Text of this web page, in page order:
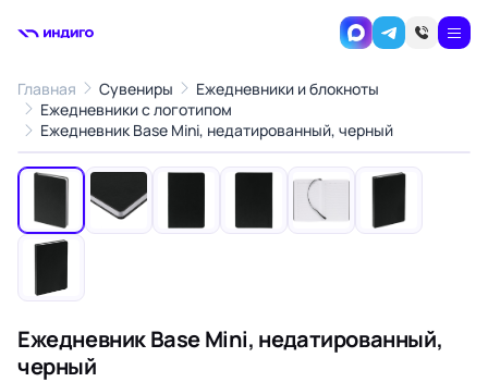
Главная Сувениры
Ежедневники и блокноты
Ежедневники с логотипом
Ежедневник Base Mini, недатированный, черный
‹ ›
Ежедневник Base Mini, недатированный,
черный